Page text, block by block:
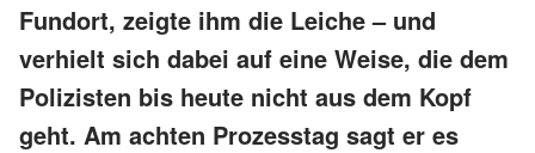
Fundort, zeigte ihm die Leiche – und
verhielt sich dabei auf eine Weise, die dem
Polizisten bis heute nicht aus dem Kopf
geht. Am achten Prozesstag sagt er es